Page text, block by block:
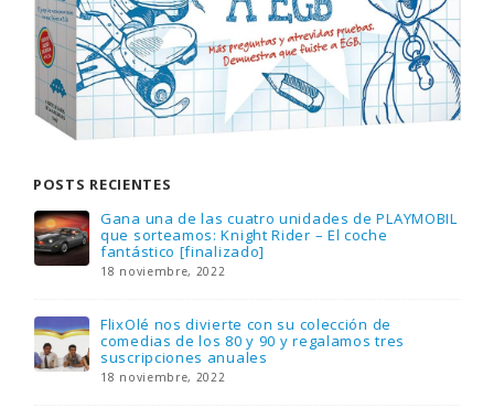
POSTS RECIENTES
Gana una de las cuatro unidades de PLAYMOBIL
que sorteamos: Knight Rider – El coche
fantástico [finalizado]
18 noviembre, 2022
FlixOlé nos divierte con su colección de
comedias de los 80 y 90 y regalamos tres
suscripciones anuales
18 noviembre, 2022